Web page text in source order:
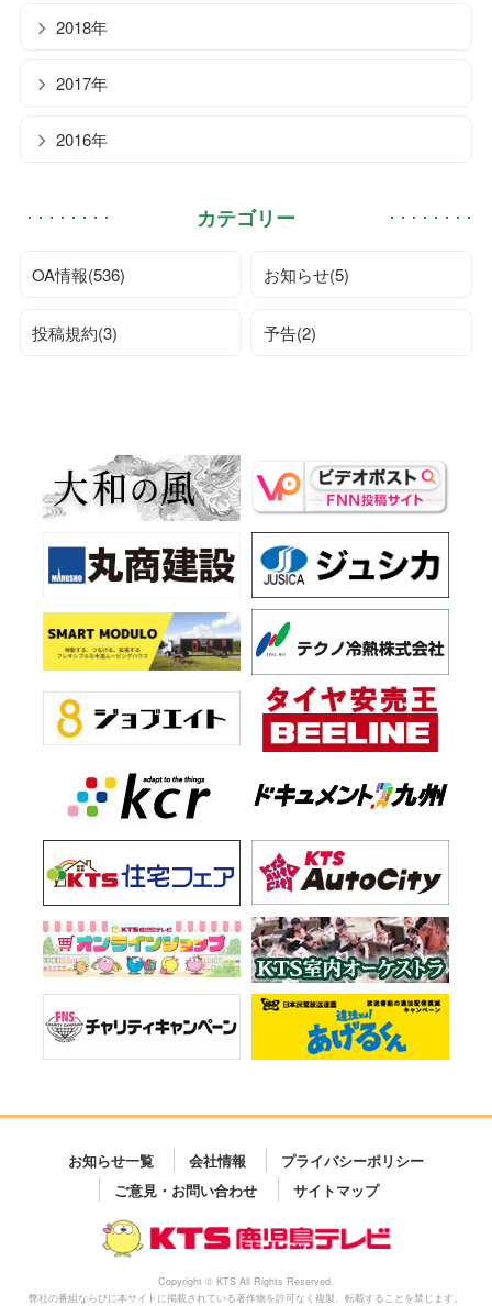
2018年
2017年
2016年
カテゴリー
OA情報(536) お知らせ(5)
投稿規約(3) 予告(2)
お知らせ一覧 会社情報
プライバシーポリシー
ご意見・お問い合わせ
サイトマップ
Copyright © KTS All Rights Reserved.
弊社の番組ならびに本サイトに掲載されている著作物を許可なく複製、転載することを禁じます。